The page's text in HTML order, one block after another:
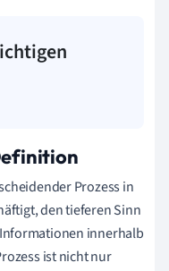
Prozess in
den tieferen Sinn
innerhalb
ist nicht nur